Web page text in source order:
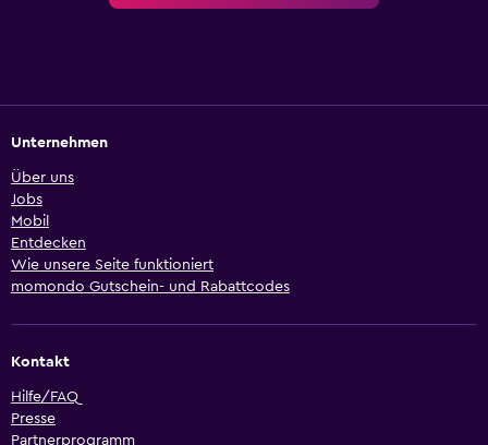
Unternehmen
Über uns
Jobs
Mobil
Entdecken
Wie unsere Seite funktioniert
momondo Gutschein- und Rabattcodes
Kontakt
Hilfe/FAQ
Presse
Partnerprogramm